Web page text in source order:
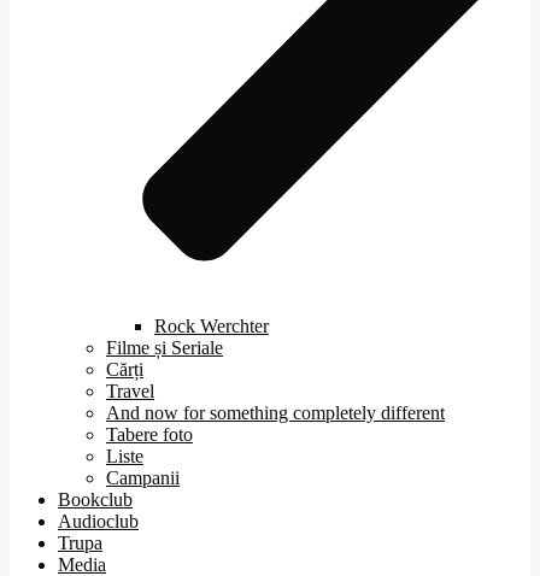
Rock Werchter
Filme și Seriale
Cărți
Travel
And now for something completely different
Tabere foto
Liste
Campanii
Bookclub
Audioclub
Trupa
Media